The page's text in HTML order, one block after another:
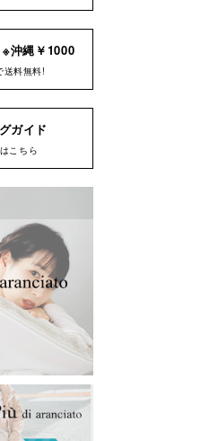
沖縄￥1000
料無料!
ガイド
こちら